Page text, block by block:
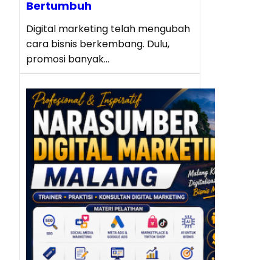
Bertumbuh
Digital marketing telah mengubah
cara bisnis berkembang. Dulu,
promosi banyak…